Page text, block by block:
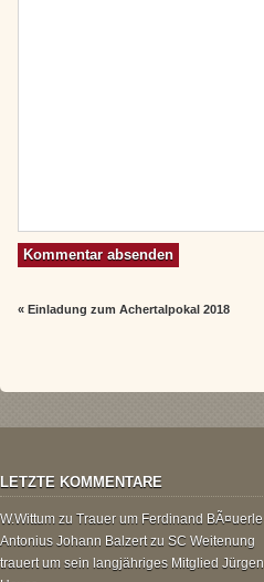
«Einladung zum Achertalpokal 2018
LETZTE KOMMENTARE
W.Wittum zu Trauer um Ferdinand BÃ¤uerle
Antonius Johann Balzertzu SC Weitenung
trauert um sein langjähriges Mitglied Jürgen